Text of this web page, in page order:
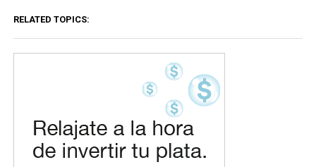
RELATED TOPICS: